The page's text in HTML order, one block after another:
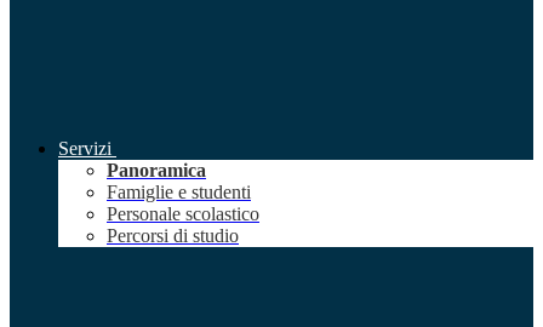
Servizi
Panoramica
Famiglie e studenti
Personale scolastico
Percorsi di studio